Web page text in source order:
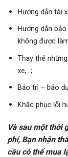
Hướng dẫn tài
Hướng dẫn
không được
Thay thế
xe,…;
Bảo trì – bảo
Khắc phục lỗi
Và sau một thời
phí, Bạn nhận
cầu có thể mua